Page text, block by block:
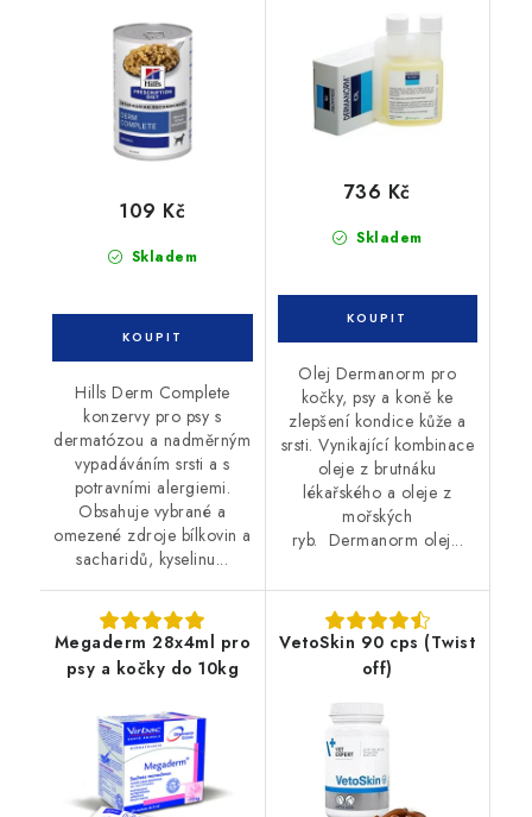
Skladem
109 Kč
Hills Derm Complete
konzervy pro psy s
dermatózou a nadměrným
vypadáváním srsti a s
potravními alergiemi.
Obsahuje vybrané a
omezené zdroje bílkovin a
sacharidů, kyselinu...
Skladem
736 Kč
Olej Dermanorm pro
kočky, psy a koně ke
zlepšení kondice kůže a
srsti. Vynikající kombinace
oleje z brutnáku
lékařského a oleje z
mořských
ryb. Dermanorm olej...
Megaderm 28x4ml pro
psy a kočky do 10kg
VetoSkin 90 cps (Twist
off)